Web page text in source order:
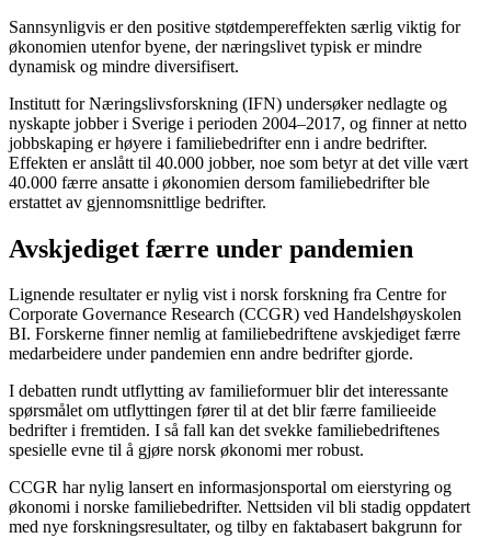
Sannsynligvis er den positive støtdempereffekten særlig viktig for
økonomien utenfor byene, der næringslivet typisk er mindre
dynamisk og mindre diversifisert.
Institutt for Næringslivsforskning (IFN) undersøker nedlagte og
nyskapte jobber i Sverige i perioden 2004–2017, og finner at netto
jobbskaping er høyere i familiebedrifter enn i andre bedrifter.
Effekten er anslått til 40.000 jobber, noe som betyr at det ville vært
40.000 færre ansatte i økonomien dersom familiebedrifter ble
erstattet av gjennomsnittlige bedrifter.
Avskjediget færre under pandemien
Lignende resultater er nylig vist i norsk forskning fra Centre for
Corporate Governance Research (CCGR) ved Handelshøyskolen
BI. Forskerne finner nemlig at familiebedriftene avskjediget færre
medarbeidere under pandemien enn andre bedrifter gjorde.
I debatten rundt utflytting av familieformuer blir det interessante
spørsmålet om utflyttingen fører til at det blir færre familieeide
bedrifter i fremtiden. I så fall kan det svekke familiebedriftenes
spesielle evne til å gjøre norsk økonomi mer robust.
CCGR har nylig lansert en informasjonsportal om eierstyring og
økonomi i norske familiebedrifter. Nettsiden vil bli stadig oppdatert
med nye forskningsresultater, og tilby en faktabasert bakgrunn for